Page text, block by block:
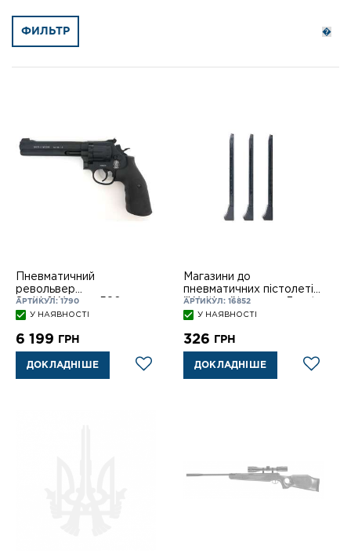
ФИЛЬТР
Пневматичний
револьвер
Smith&Wesson 586
АРТИКУЛ: 1790
У НАЯВНОСТІ
6 199 ГРН
ДОКЛАДНІШЕ
Магазини до
пневматичних пістолетів
"Walther"(упак. по 3шт.)
АРТИКУЛ: 16852
У НАЯВНОСТІ
326 ГРН
ДОКЛАДНІШЕ